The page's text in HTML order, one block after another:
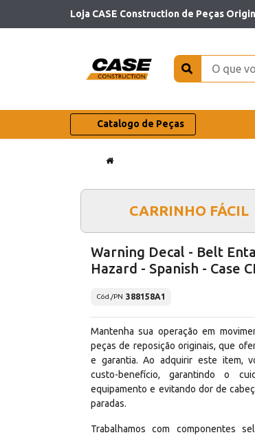
Loja CASE Construction de Peças
Catalogo de Peças
CARRINHO FÁCIL
Warning Decal - Belt
Hazard - Spanish - Case
Cód./PN 388158A1
Mantenha sua operação em
peças de reposição originais, que
e garantia. Ao adquirir este item,
custo-benefício, garantindo o
equipamento e evitando dor de
paradas.
Trabalhamos com componentes